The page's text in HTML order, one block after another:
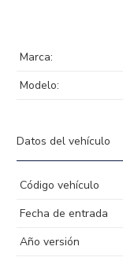
Marca:
Modelo:
Datos del vehículo
Código vehículo
Fecha de entrada
Año versión